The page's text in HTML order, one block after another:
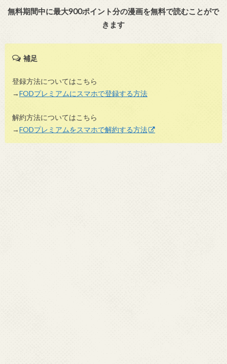
無料期間中に最大900ポイント分の漫画を無料で読むことがで
きます
補足
登録方法についてはこちら
→FODプレミアムにスマホで登録する方法
解約方法についてはこちら
→FODプレミアムをスマホで解約する方法